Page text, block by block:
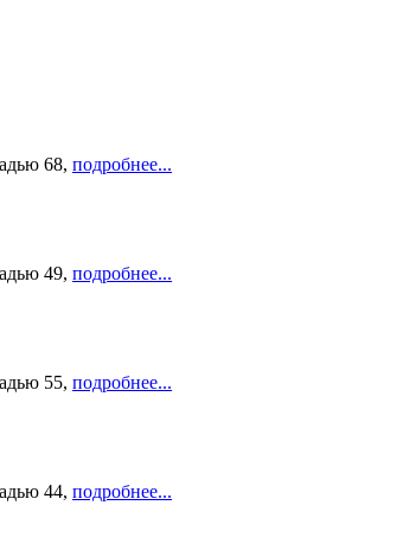
68, подробнее...
49, подробнее...
55, подробнее...
44, подробнее...